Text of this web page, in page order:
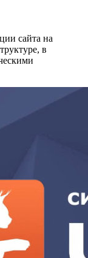
сайта на
в